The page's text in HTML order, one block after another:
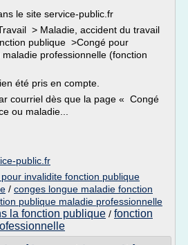
le site service-public.fr
> Maladie, accident du travail
publique >Congé pour
professionnelle (fonction
été pris en compte.
courriel dès que la page « Congé
ou maladie...
public.fr
invalidite fonction publique
/ conges longue maladie fonction
publique maladie professionnelle
la fonction publique / fonction